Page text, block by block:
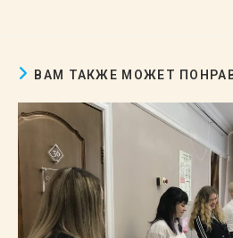
ВАМ ТАКЖЕ МОЖЕТ